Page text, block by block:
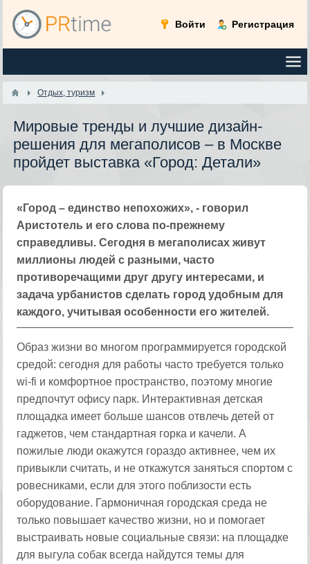
Войти Регистрация
Отдых, туризм
Мировые тренды и лучшие дизайн-
решения для мегаполисов – в Москве
пройдет выставка «Город: Детали»
«Город – единство непохожих», - говорил
Аристотель и его слова по-прежнему
справедливы. Сегодня в мегаполисах живут
миллионы людей с разными, часто
противоречащими друг другу интересами, и
задача урбанистов сделать город удобным для
каждого, учитывая особенности его жителей.
Образ жизни во многом программируется городской
средой: сегодня для работы часто требуется только
wi-fi и комфортное пространство, поэтому многие
предпочтут офису парк. Интерактивная детская
площадка имеет больше шансов отвлечь детей от
гаджетов, чем стандартная горка и качели. А
пожилые люди окажутся гораздо активнее, чем их
привыкли считать, и не откажутся заняться спортом с
ровесниками, если для этого поблизости есть
оборудование. Гармоничная городская среда не
только повышает качество жизни, но и помогает
выстраивать новые социальные связи: на площадке
для выгула собак всегда найдутся темы для